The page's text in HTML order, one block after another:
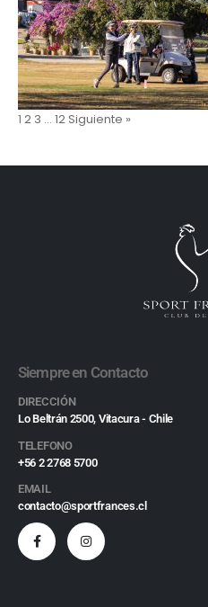
1 2 3 … 12 Siguiente »
Siempre en Contacto
DIRECCIÓN
Lo Beltrán 2500, Vitacura - Chile
TELEFONO
+56 2 2768 5700
EMAIL
contacto@sportfrances.cl